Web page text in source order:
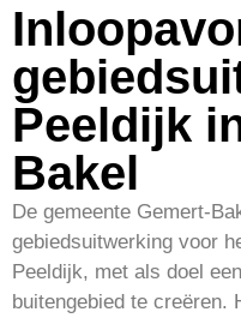
Peeldijk
Bakel
De gemeente Gemert-
gebiedsuitwerking voor
Peeldijk, met als doel
buitengebied te creëren.